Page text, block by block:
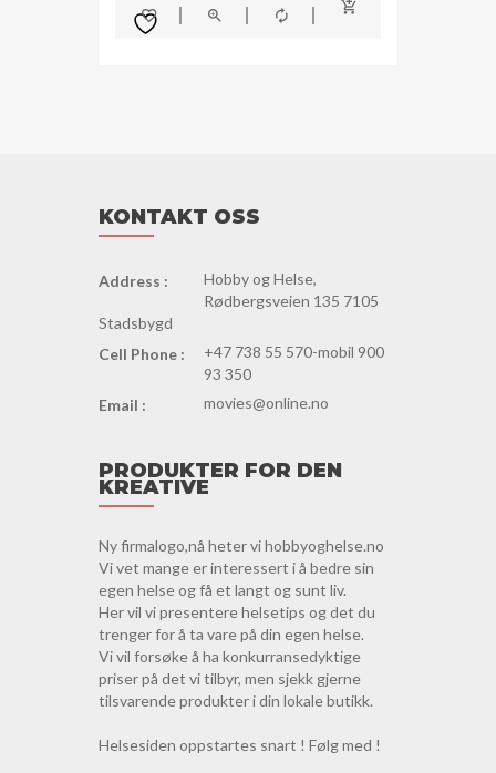
KONTAKT OSS
Address :
Hobby og Helse,
Rødbergsveien 135 7105
Stadsbygd
Cell Phone :
+47 738 55 570-mobil 900
93 350
Email :
movies@online.no
PRODUKTER FOR DEN
KREATIVE
Ny firmalogo,nå heter vi hobbyoghelse.no
Vi vet mange er interessert i å bedre sin
egen helse og få et langt og sunt liv.
Her vil vi presentere helsetips og det du
trenger for å ta vare på din egen helse.
Vi vil forsøke å ha konkurransedyktige
priser på det vi tilbyr, men sjekk gjerne
tilsvarende produkter i din lokale butikk.
Helsesiden oppstartes snart ! Følg med !